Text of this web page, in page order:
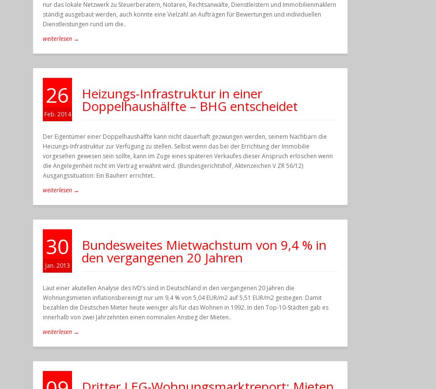
nur das lokale Netzwerk zu Steuerberatern, Notaren, Rechtsanwälte, Dienstleistern und Immobilienmaklern
ständig ausgebaut werden, auch konnte eine Vielzahl an Aufträgen für Bewertungen und individuellen
Dienstleistungen rund um die..
weiterlesen →
26
Feb. 2014
Heizungs-Infrastruktur in einer
Doppelhaushälfte – BHG entscheidet
Der Eigentümer einer Doppelhaushälfte kann nicht dauerhaft gezwungen werden, seinem Nachbarn die
Heizungs-Infrastruktur zur Verfügung zu stellen. Selbst wenn das bei der Errichtung der Immobilie
vorgesehen gewesen sein sollte, kann im Zuge eines späteren Verkaufes dieser Anspruch erlöschen wenn
die Angelegenheit nicht im Vertrag erwähnt wird. (Bundesgerichtshof, Aktenzeichen V ZR 56/12)
Ausgangssituation: Ein Bauherr errichtet..
weiterlesen →
30
Jan. 2013
Bundesweites Mietwachstum von 9,4 % in
den vergangenen 20 Jahren
Laut einer akutellen Analyse des IVD’s sind in Deutschland in den vergangenen 20 Jahren die
Wohnungsmieten inflationsbereinigt nur um 9,4 % von 5,04 EUR/m2 auf 5,51 EUR/m2 gestiegen. Damit
bezahlen die Deutschen Mieter heute weniger als für das Wohnen in 1992. In den Top-10-Städten gab es
innerhalb von zwei Jahrzehnten einen nominalen Anstieg der Mieten..
weiterlesen →